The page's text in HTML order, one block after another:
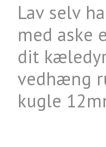
Lav selv
med aske
dit
vedhæng
kugle